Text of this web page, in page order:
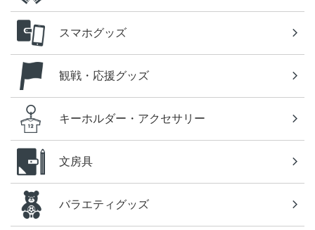
スマホグッズ
観戦・応援グッズ
キーホルダー・アクセサリー
文房具
バラエティグッズ